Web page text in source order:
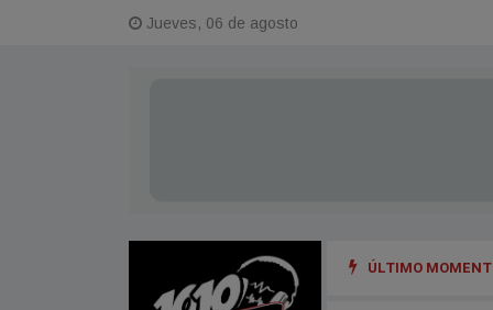
Jueves, 06 de agosto
ÚLTIMO